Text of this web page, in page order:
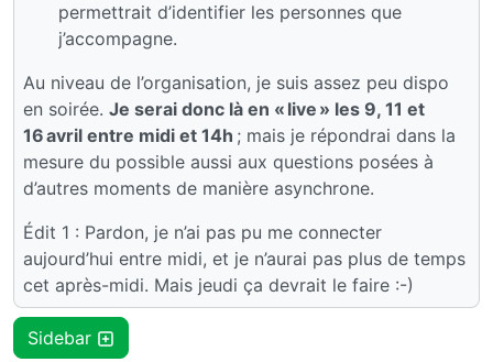
permettrait d’identifier les personnes que
j’accompagne.
Au niveau de l’organisation, je suis assez peu dispo
en soirée. Je serai donc là en « live » les 9, 11 et
16 avril entre midi et 14h ; mais je répondrai dans la
mesure du possible aussi aux questions posées à
d’autres moments de manière asynchrone.
Édit 1 : Pardon, je n’ai pas pu me connecter
aujourd’hui entre midi, et je n’aurai pas plus de temps
cet après-midi. Mais jeudi ça devrait le faire :-)
Sidebar